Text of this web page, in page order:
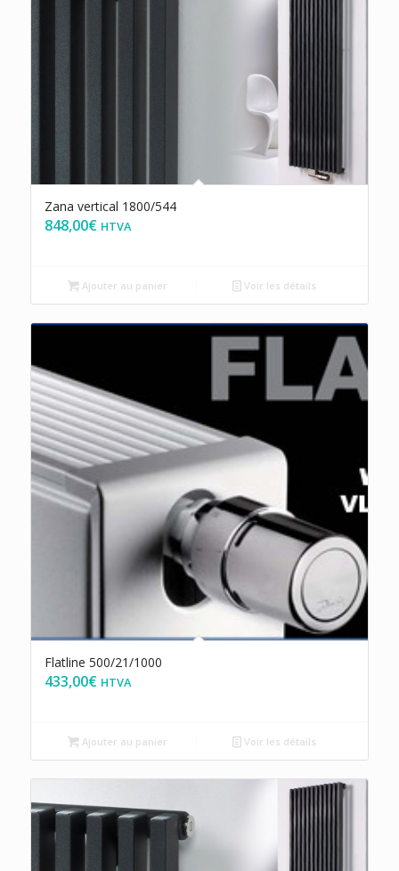
Zana vertical 1800/544
848,00€ HTVA
Ajouter au panier Voir les détails
Flatline 500/21/1000
433,00€ HTVA
Ajouter au panier Voir les détails